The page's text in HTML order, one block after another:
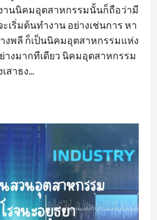
านนิคมอุตสาหกรรมนั้นก็ถือว่ามี
เริ่มต้นทำงาน อย่างเช่นการ หา
งพลี ก็เป็นนิคมอุตสาหกรรมแห่ง
งมากทีเดียว นิคมอุตสาหกรรม
าธง...